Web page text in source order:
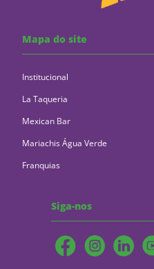
Mapa do site
Institucional
La Taqueria
Mexican Bar
Mariachis Água Verde
Franquias
Siga-nos